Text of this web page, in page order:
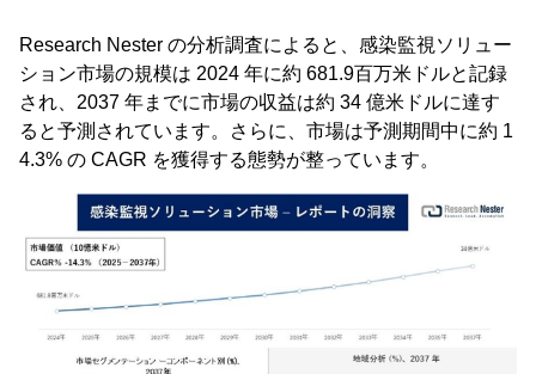
Research Nester の分析調査によると、感染監視ソリュー
ション市場の規模は 2024 年に約 681.9百万米ドルと記録
され、2037 年までに市場の収益は約 34 億米ドルに達す
ると予測されています。さらに、市場は予測期間中に約 1
4.3% の CAGR を獲得する態勢が整っています。